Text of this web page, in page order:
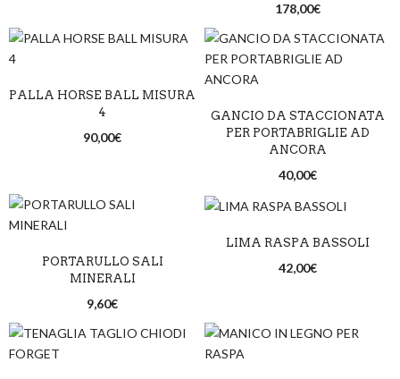
178,00€
PALLA HORSE BALL MISURA
4
90,00€
GANCIO DA STACCIONATA
PER PORTABRIGLIE AD
ANCORA
40,00€
PORTARULLO SALI
MINERALI
9,60€
LIMA RASPA BASSOLI
42,00€